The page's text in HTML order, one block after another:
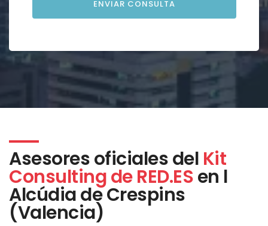
Asesores oficiales del Kit
Consulting de RED.ESen l
Alcúdia de Crespins
(Valencia)